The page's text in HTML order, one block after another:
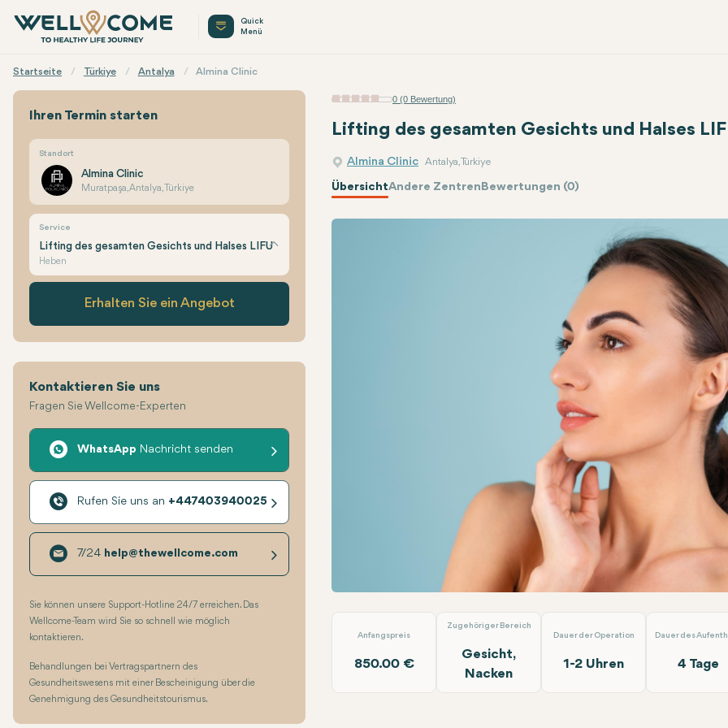
Quick
Menü
Startseite Türkiye Antalya Almina Clinic
0 (0 Bewertung)
Lifting des gesamten Gesichts und Halses
Almina Clinic Antalya, Türkiye
ÜbersichtAndere ZentrenBewertungen (0)
Anfangspreis
850.00 €
Zugehöriger Bereich
Gesicht,
Nacken
Dauer der Operation
1-2 Uhren
Dauer des
4 Tage
Ihren Termin starten
Standort
Almina Clinic
Muratpaşa, Antalya, Türkiye
Service
Lifting des gesamten Gesichts und Halses LIFU
Heben
Erhalten Sie ein Angebot
Kontaktieren Sie uns
Fragen Sie Wellcome-Experten
WhatsApp Nachricht senden
Rufen Sie uns an +447403940025
7/24 help@thewellcome.com
Sie können unsere Support-Hotline 24/7 erreichen. Das
Wellcome-Team wird Sie so schnell wie möglich
kontaktieren.
Behandlungen bei Vertragspartnern des
Gesundheitswesens mit einer Bescheinigung über die
Genehmigung des Gesundheitstourismus.